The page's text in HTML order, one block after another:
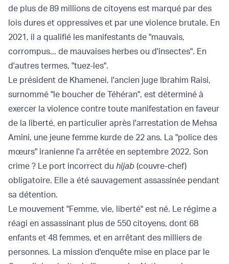
de plus de 89 millions de citoyens est marqué par des
lois dures et oppressives et par une violence brutale. En
2021, il a qualifié les manifestants de "mauvais,
corrompus... de mauvaises herbes ou d'insectes". En
d'autres termes, "tuez-les".
Le président de Khamenei, l'ancien juge Ibrahim Raisi,
surnommé "le boucher de Téhéran", est déterminé à
exercer la violence contre toute manifestation en faveur
de la liberté, en particulier après l'arrestation de Mehsa
Amini, une jeune femme kurde de 22 ans. La "police des
mœurs" iranienne l'a arrêtée en septembre 2022. Son
crime ? Le port incorrect du hijab (couvre-chef)
obligatoire. Elle a été sauvagement assassinée pendant
sa détention.
Le mouvement "Femme, vie, liberté" est né. Le régime a
réagi en assassinant plus de 550 citoyens, dont 68
enfants et 48 femmes, et en arrêtant des milliers de
personnes. La mission d'enquête mise en place par le